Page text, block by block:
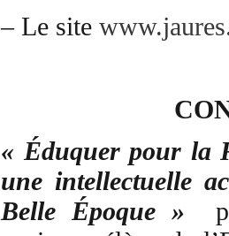
– Le site
« Éduquer pour la
une intellectuelle
Belle Époque »